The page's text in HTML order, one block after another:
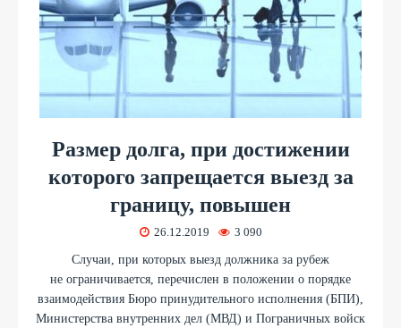
Размер долга, при достижении
которого запрещается выезд за
границу, повышен
26.12.2019 3 090
Случаи, при которых выезд должника за рубеж
не ограничивается, перечислен в положении о порядке
взаимодействия Бюро принудительного исполнения (БПИ),
Министерства внутренних дел (МВД) и Пограничных войск